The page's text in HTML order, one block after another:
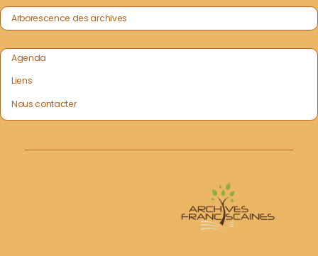
Arborescence des archives
Agenda
Liens
Nous contacter